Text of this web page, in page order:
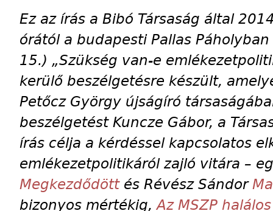
Ez az írás a Bibó Társaság által
órától a budapesti Pallas
15.) „Szükség van-e
kerülő beszélgetésre készült,
Petőcz György újságíró
beszélgetést Kuncze Gábor, a
írás célja a kérdéssel kapcsolatos
emlékezetpolitikáról zajló vitára –
Megkezdődöttés Révész Sándor
bizonyos mértékig,Az MSZP